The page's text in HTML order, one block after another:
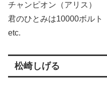
チャンピオン（アリス）
君のひとみは10000ボルト
etc.
松崎しげる